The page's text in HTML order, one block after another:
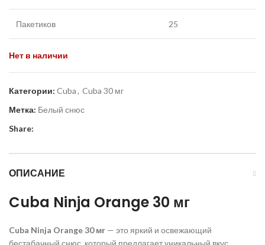
Пакетиков 25
Нет в наличии
Категории: Cuba, Cuba 30 мг
Метка: Белый снюс
Share:
ОПИСАНИЕ
Cuba Ninja Orange 30 мг
Cuba Ninja Orange30 мг — это яркий и освежающий
бестабачный снюс, который предлагает уникальный вкус